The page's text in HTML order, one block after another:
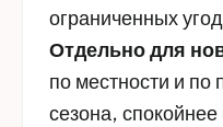
ограниченных
Отдельно для
по местности и по
сезона, спокойнее